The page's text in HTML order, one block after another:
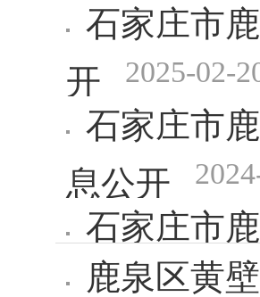
石家庄市
开 2025-02-
石家庄市
息公开
石家庄市
开 2024-03-
鹿泉区黄